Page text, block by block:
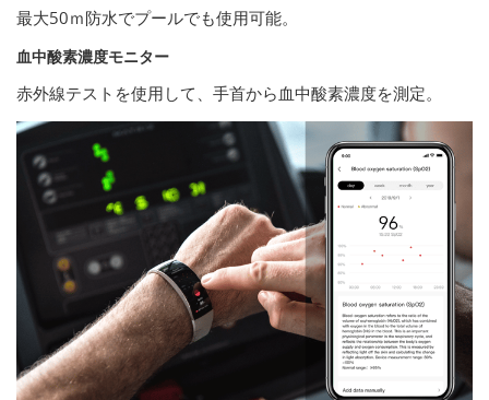
最大50ｍ防水でプールでも使用可能。
血中酸素濃度モニター
赤外線テストを使用して、手首から血中酸素濃度を測定。